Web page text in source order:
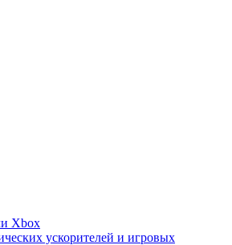
Xbox
ускорителей и игровых